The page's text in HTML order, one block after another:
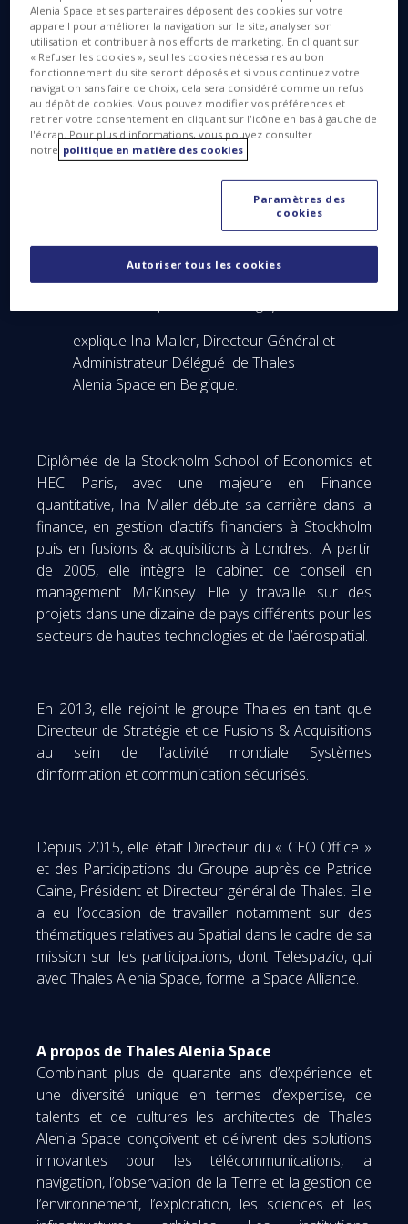
Charleroi, Leuven et Hasselt.
"Je suis particulièrement ravie de prendre
la direction de Thales Alenia Space en
Belgique et de poursuivre le
développement de cette activité dont les
de l’énergie à bord des satellites et des
lanceurs sont au meilleur niveau
Space en Belgique représentent
aujourd’hui un savoir-faire unique dans
explique Ina Maller, Directeur Général et
Administrateur Délégué de Thales
Alenia Space en Belgique.
Diplômée de la Stockholm School of Economics et
HEC Paris, avec une majeure en Finance
quantitative, Ina Maller débute sa carrière dans la
finance, en gestion d’actifs financiers à Stockholm
puis en fusions & acquisitions à Londres. A partir
de 2005, elle intègre le cabinet de conseil en
management McKinsey. Elle y travaille sur des
projets dans une dizaine de pays différents pour les
secteurs de hautes technologies et de l’aérospatial.
En 2013, elle rejoint le groupe Thales en tant que
Directeur de Stratégie et de Fusions & Acquisitions
au sein de l’activité mondiale Systèmes
d’information et communication sécurisés.
Depuis 2015, elle était Directeur du « CEO Office »
et des Participations du Groupe auprès de Patrice
Caine, Président et Directeur général de Thales. Elle
a eu l’occasion de travailler notamment sur des
thématiques relatives au Spatial dans le cadre de sa
mission sur les participations, dont Telespazio, qui
avec Thales Alenia Space, forme la Space Alliance.
A propos de Thales Alenia Space
Combinant plus de quarante ans d’expérience et
une diversité unique en termes d’expertise, de
talents et de cultures les architectes de Thales
Alenia Space conçoivent et délivrent des solutions
innovantes pour les télécommunications, la
navigation, l’observation de la Terre et la gestion de
l’environnement, l’exploration, les sciences et les
Alenia Space et ses partenaires déposent des cookies sur votre
appareil pour améliorer la navigation sur le site, analyser son
utilisation et contribuer à nos efforts de marketing. En cliquant sur
« Refuser les cookies », seul les cookies nécessaires au bon
fonctionnement du site seront déposés et si vous continuez votre
navigation sans faire de choix, cela sera considéré comme un refus
au dépôt de cookies. Vous pouvez modifier vos préférences et
retirer votre consentement en cliquant sur l'icône en bas à gauche de
l'écran. Pour plus d'informations, vous pouvez consulter
notre politique en matière des cookies
Paramètres des
cookies
Autoriser tous les cookies